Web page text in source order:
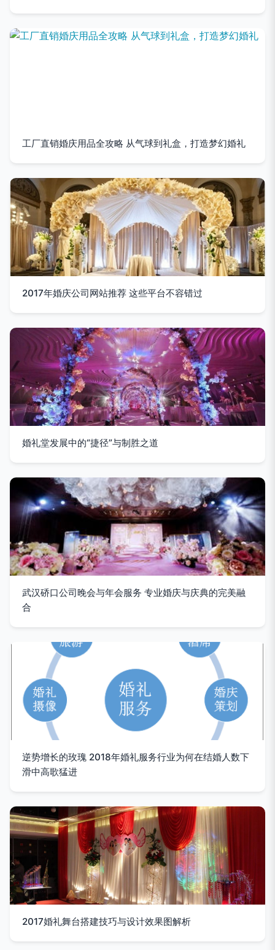
工厂直销婚庆用品全攻略 从气球到礼盒，打造梦幻婚礼
2017年婚庆公司网站推荐 这些平台不容错过
婚礼堂发展中的“捷径”与制胜之道
武汉硚口公司晚会与年会服务 专业婚庆与庆典的完美融
合
逆势增长的玫瑰 2018年婚礼服务行业为何在结婚人数下
滑中高歌猛进
2017婚礼舞台搭建技巧与设计效果图解析